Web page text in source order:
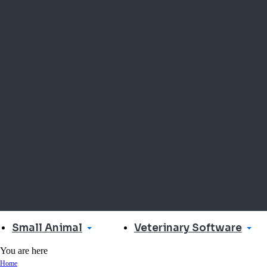
Small Animal Veterinary Software
You are here
Home